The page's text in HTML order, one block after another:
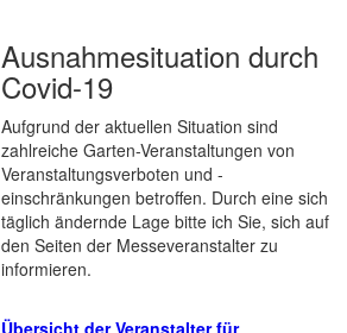
Ausnahmesituation durch
Covid-19
Aufgrund der aktuellen Situation sind
zahlreiche Garten-Veranstaltungen von
Veranstaltungsverboten und -
einschränkungen betroffen. Durch eine sich
täglich ändernde Lage bitte ich Sie, sich auf
den Seiten der Messeveranstalter zu
informieren.